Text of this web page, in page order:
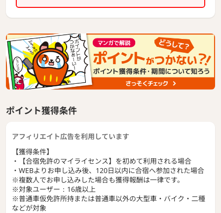
ポイント獲得条件
アフィリエイト広告を利用しています
【獲得条件】
・【合宿免許のマイライセンス】を初めて利用される場合
・WEBよりお申し込み後、120日以内に合宿へ参加された場合
※複数人でお申し込みした場合も獲得報酬は一律です。
※対象ユーザー：16歳以上
※普通車仮免許所持または普通車以外の大型車・バイク・二種
などが対象